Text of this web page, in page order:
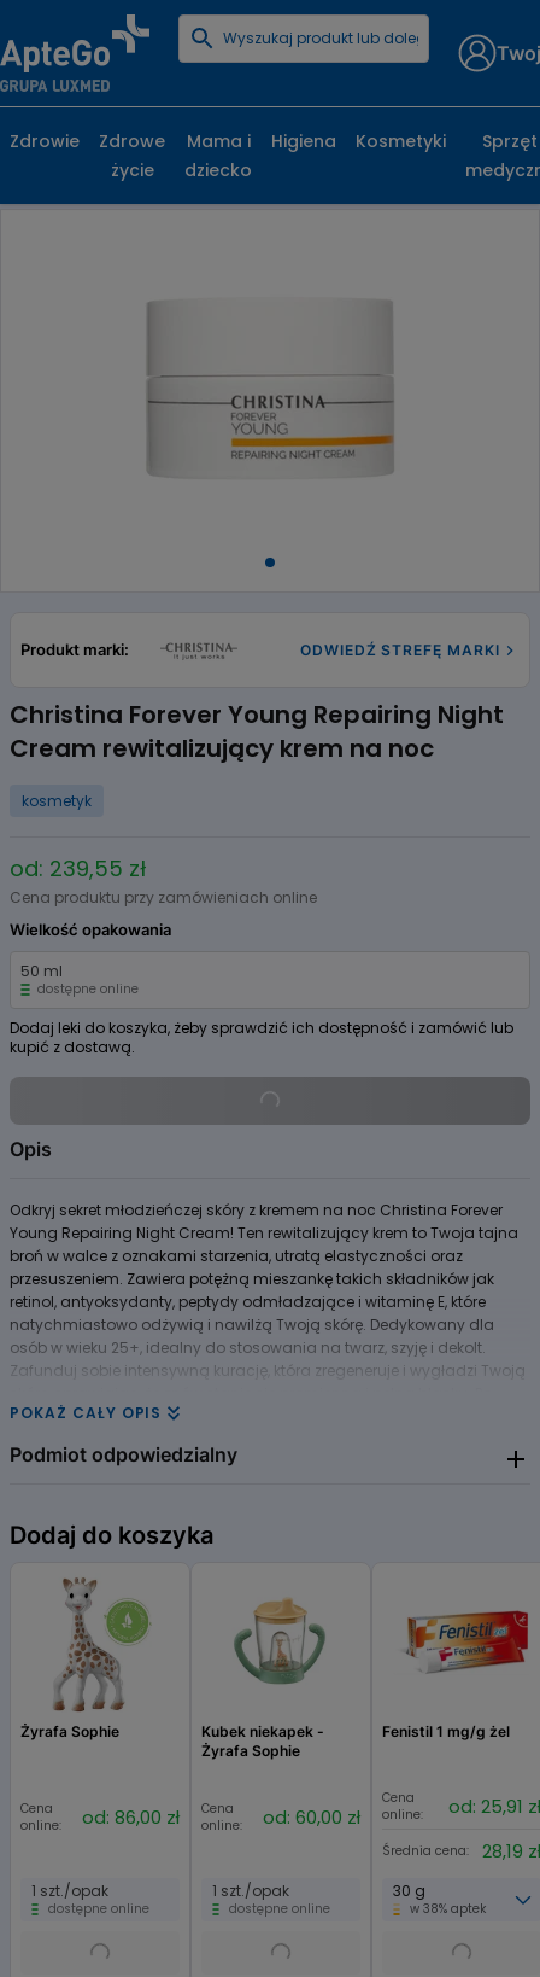
Strona główna
rewitalizujący krem na noc
of
Produkt marki: ODWIEDŹ STREFĘ MARKI
Christina Forever Young Repairing Night
Cream rewitalizujący krem na noc
kosmetyk
od: 239,55 zł
Cena produktu przy zamówieniach online
Wielkość opakowania
50 ml
dostępne online
Dodaj leki do koszyka, żeby sprawdzić ich dostępność i zamówić lub
kupić z dostawą.
Opis
Odkryj sekret młodzieńczej skóry z kremem na noc Christina Forever
Young Repairing Night Cream! Ten rewitalizujący krem to Twoja tajna
broń w walce z oznakami starzenia, utratą elastyczności oraz
przesuszeniem. Zawiera potężną mieszankę takich składników jak
retinol, antyoksydanty, peptydy odmładzające i witaminę E, które
natychmiastowo odżywią i nawilżą Twoją skórę. Dedykowany dla
osób w wieku 25+, idealny do stosowania na twarz, szyję i dekolt.
Zafunduj sobie intensywną kurację, która zregeneruje i wygładzi Twoją
każdej nocy obudź się z uczuciem świeżości i młodości!
POKAŻ CAŁY OPIS
Podmiot odpowiedzialny
ul. Zajęcza 15
+48 512 833 033
https://christinacosmetics.pl/
Dodaj do koszyka
Żyrafa Sophie
Cena
online:
od: 86,00 zł
1 szt./opak
dostępne online
Kubek niekapek -
Żyrafa Sophie
Cena
online:
od: 60,00 zł
1 szt./opak
dostępne online
Fenistil 1 mg/g żel
Cena
online:
od: 25,91 zł
Średnia cena: 28,19 zł
30 g
w 38% aptek
Zdrowie
Zdrowe
życie
Mama i
dziecko
Higiena Kosmetyki
Sprzęt